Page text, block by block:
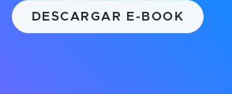
DESCARGAR E-BOOK